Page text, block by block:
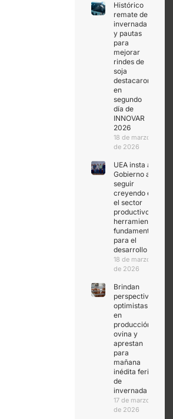
Histórico
remate de
invernada
y pautas
para
mejorar
rindes de
soja
destacaron
en
segundo
día de
INNOVAR
2026
18 de marzo
de 2026
UEA insta al
Gobierno a
seguir
creyendo en
el sector
productivo,
herramienta
fundamental
para el
desarrollo
18 de marzo
de 2026
Brindan
perspectivas
optimistas
en
producción
ovina y
aprestan
para
mañana
inédita feria
de
invernada
17 de marzo
de 2026